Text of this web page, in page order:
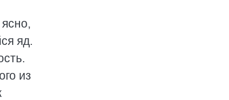
яд.
из